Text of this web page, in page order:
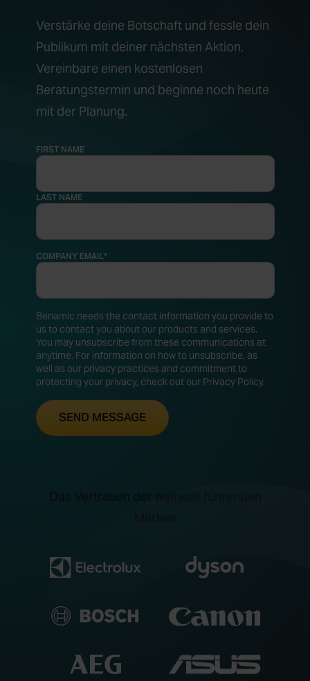
Verstärke deine Botschaft und fessle dein
Publikum mit deiner nächsten Aktion.
Vereinbare einen kostenlosen
Beratungstermin und beginne noch heute
mit der Planung.
FIRST NAME
LAST NAME
COMPANY EMAIL*
Benamic needs the contact information you provide to
us to contact you about our products and services.
You may unsubscribe from these communications at
anytime. For information on how to unsubscribe, as
well as our privacy practices and commitment to
protecting your privacy, check out our Privacy Policy.